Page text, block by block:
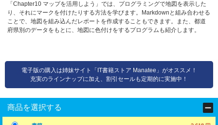
「Chapter10 マップを活用しよう」では、プログラミングで地図を表示した
り、それにマークを付けたりする方法を学びます。Markdownと組み合わせる
ことで、地図を組み込んだレポートを作成することもできます。また、都道
府県別のデータをもとに、地図に色付けをするプログラムも紹介します。
電子版の購入は姉妹サイト「IT書籍ストア Manatee」がオススメ！
充実のラインナップに加え、割引セールも定期的に実施中！
商品を選択する